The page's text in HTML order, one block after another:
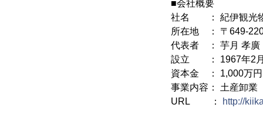
■会社概要
社名 ： 紀伊観光
所在地 ： 〒649-
代表者 ： 芋月 孝廣
設立 ： 1967年2
資本金 ： 1,000万円
事業内容： 土産卸業
URL ：
http://